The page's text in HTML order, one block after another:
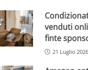
venduti
finte
21 Luglio 2026